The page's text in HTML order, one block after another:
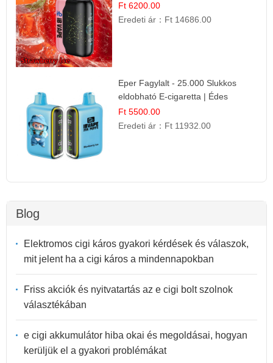
Ft 6200.00
Eredeti ár： Ft 14686.00
Eper Fagylalt - 25.000 Slukkos
eldobható E-cigaretta | Édes
Desszert Íz
Ft 5500.00
Eredeti ár： Ft 11932.00
Blog
Elektromos cigi káros gyakori kérdések és válaszok,
mit jelent ha a cigi káros a mindennapokban
Friss akciók és nyitvatartás az e cigi bolt szolnok
választékában
e cigi akkumulátor hiba okai és megoldásai, hogyan
kerüljük el a gyakori problémákat